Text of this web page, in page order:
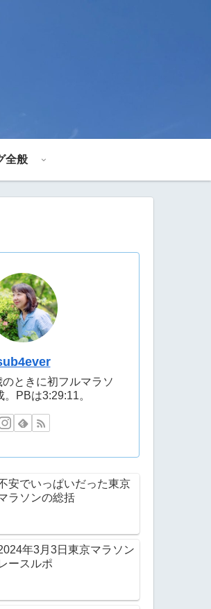
全般
ときに初フルマラソ
PBは3:29:11。
安でいっぱいだった東京
ラソンの総括
年3月3日東京マラソン
ースルポ